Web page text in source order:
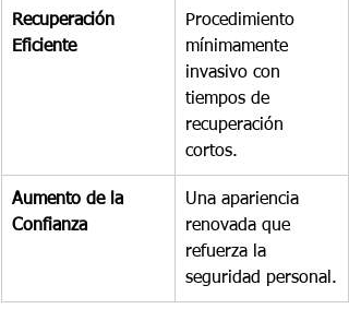
Recuperación
Eficiente
Procedimiento
mínimamente
invasivo con
tiempos de
recuperación
cortos.
Aumento de la
Confianza
Una apariencia
renovada que
refuerza la
seguridad personal.